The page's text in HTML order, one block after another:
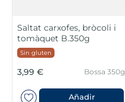
Saltat carxofes, bròcoli i
tomàquet B.350g
Sin gluten
3,99 € Bossa 350g
Añadir